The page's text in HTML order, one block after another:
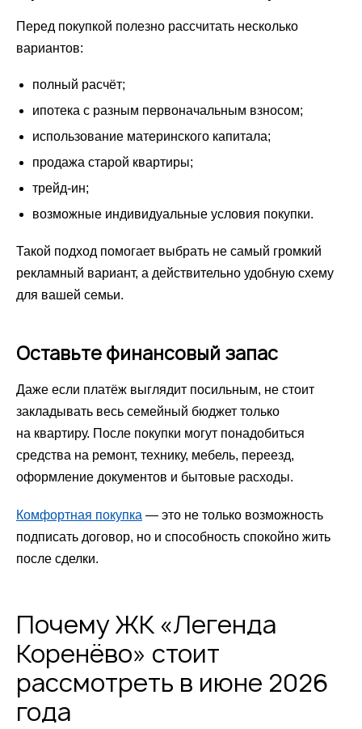
Перед покупкой полезно рассчитать несколько
вариантов:
полный расчёт;
ипотека с разным первоначальным взносом;
использование материнского капитала;
продажа старой квартиры;
трейд-ин;
возможные индивидуальные условия покупки.
Такой подход помогает выбрать не самый громкий
рекламный вариант, а действительно удобную схему
для вашей семьи.
Оставьте финансовый запас
Даже если платёж выглядит посильным, не стоит
закладывать весь семейный бюджет только
на квартиру. После покупки могут понадобиться
средства на ремонт, технику, мебель, переезд,
оформление документов и бытовые расходы.
Комфортная покупка — это не только возможность
подписать договор, но и способность спокойно жить
после сделки.
Почему ЖК «Легенда
Коренёво» стоит
рассмотреть в июне 2026
года